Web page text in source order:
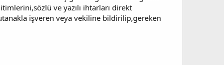
ve yazılı ihtarları direkt
işveren veya vekiline bildirilip,gereken